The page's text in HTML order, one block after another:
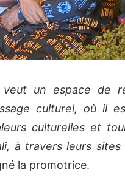
un espace de
culturel, où il
culturelles et
à travers leurs
la promotrice.